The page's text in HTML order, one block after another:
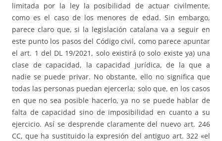
limitada por la ley la posibilidad de actuar civilmente,
como es el caso de los menores de edad. Sin embargo,
parece claro que, si la legislación catalana va a seguir en
este punto los pasos del Código civil, como parece apuntar
el art. 1 del DL 19/2021, solo existirá (o solo existe ya) una
clase de capacidad, la capacidad jurídica, de la que a
nadie se puede privar. No obstante, ello no significa que
todas las personas puedan ejercerla; solo que, en los casos
en que no sea posible hacerlo, ya no se puede hablar de
falta de capacidad sino de imposibilidad en cuanto a su
ejercicio. Así se desprende claramente del nuevo art. 246
CC, que ha sustituido la expresión del antiguo art. 322 «el